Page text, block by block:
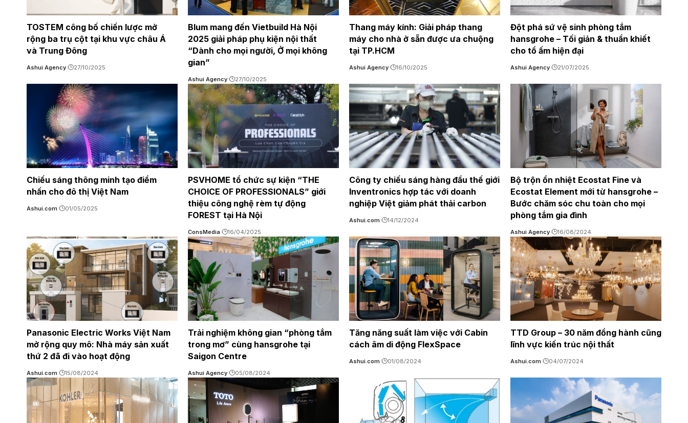
TOSTEM công bố chiến lược mở
rộng ba trụ cột tại khu vực châu Á
và Trung Đông
Ashui Agency 27/10/2025
Blum mang đến Vietbuild Hà Nội
2025 giải pháp phụ kiện nội thất
“Dành cho mọi người, Ở mọi không
gian”
Ashui Agency 27/10/2025
Thang máy kính: Giải pháp thang
máy cho nhà ở sẵn được ưa chuộng
tại TP.HCM
Ashui Agency 16/10/2025
Đột phá sứ vệ sinh phòng tắm
hansgrohe – Tối giản & thuần khiết
cho tổ ấm hiện đại
Ashui Agency 21/07/2025
Chiếu sáng thông minh tạo điểm
nhấn cho đô thị Việt Nam
Ashui.com 01/05/2025
PSVHOME tổ chức sự kiện “THE
CHOICE OF PROFESSIONALS” giới
thiệu công nghệ rèm tự động
FOREST tại Hà Nội
ConsMedia 16/04/2025
Công ty chiếu sáng hàng đầu thế giới
Inventronics hợp tác với doanh
nghiệp Việt giảm phát thải carbon
Ashui.com 14/12/2024
Bộ trộn ổn nhiệt Ecostat Fine và
Ecostat Element mới từ hansgrohe –
Bước chăm sóc chu toàn cho mọi
phòng tắm gia đình
Ashui Agency 16/08/2024
Panasonic Electric Works Việt Nam
mở rộng quy mô: Nhà máy sản xuất
thứ 2 đã đi vào hoạt động
Ashui.com 15/08/2024
Trải nghiệm không gian “phòng tắm
trong mơ” cùng hansgrohe tại
Saigon Centre
Ashui Agency 05/08/2024
Tăng năng suất làm việc với Cabin
cách âm di động FlexSpace
Ashui.com 01/08/2024
TTD Group – 30 năm đồng hành cũng
lĩnh vực kiến trúc nội thất
Ashui.com 04/07/2024